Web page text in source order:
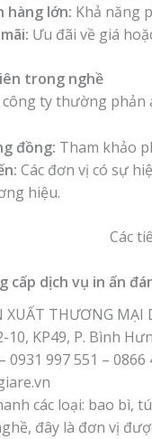
hàng lớn: Khả năng
Ưu đãi về giá
trong nghề
ty thường
đồng: Tham khảo
Các đơn vị có sự
hiệu.
cấp dịch vụ in ấn
XUẤT THƯƠNG MẠI
10, KP49, P. Bình
0931 997 551 – 0866
các loại: bao bì,
đây là đơn vị